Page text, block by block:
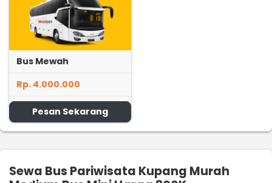
Bus Mewah
Rp. 4.000.000
Pesan Sekarang
Sewa Bus Pariwisata Kupang Murah